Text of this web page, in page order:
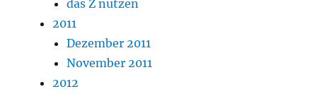
das Z nutzen
2011
Dezember 2011
November 2011
2012